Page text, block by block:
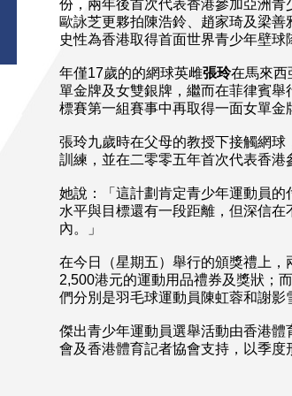
份，兩年後首次代表香港參加亞洲青
歐詠芝更夥拍陳浩鈴、趙家琦及梁
史性為香港取得首面世界青少年壁球
年僅17歲的的網球英雌張玲在馬來西
單金牌及女雙銀牌，繼而在菲律賓
標賽第一組賽事中再取得一面女單金
張玲九歲時在父母的教授下接觸網
訓練，並在二零零五年首次代表香港
她說：「這計劃肯定青少年運動員
水平與目標還有一段距離，但深信
內。」
在今日（星期五）舉行的頒獎禮上
2,500港元的運動用品禮券及獎狀；
們分別是羽毛球運動員陳虹蓉和謝影
傑出青少年運動員選舉活動由香港
會及香港體育記者協會支持，以季度